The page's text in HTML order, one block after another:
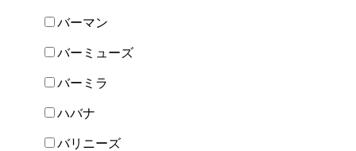
バーマン
バーミューズ
バーミラ
ハバナ
バリニーズ